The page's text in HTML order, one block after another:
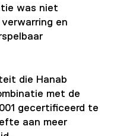
was niet
en
die Hanab
met de
gecertificeerd te
aan meer